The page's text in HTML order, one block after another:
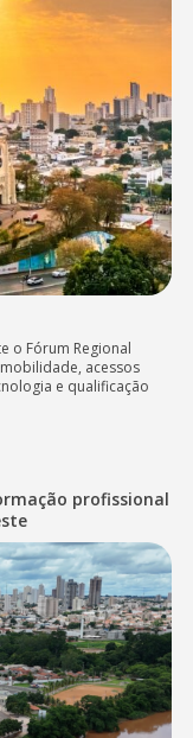
o Fórum Regional
acessos
e qualificação
profissional